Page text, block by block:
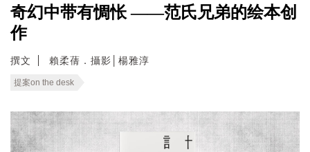
奇幻中带有惆怅 ——范氏兄弟的绘本创
作
撰文 賴柔蒨．攝影│楊雅淳
提案on the desk